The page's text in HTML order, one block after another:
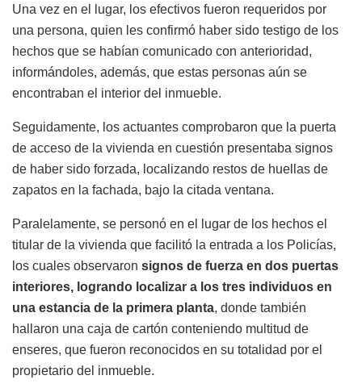
Una vez en el lugar, los efectivos fueron requeridos por
una persona, quien les confirmó haber sido testigo de los
hechos que se habían comunicado con anterioridad,
informándoles, además, que estas personas aún se
encontraban el interior del inmueble.
Seguidamente, los actuantes comprobaron que la puerta
de acceso de la vivienda en cuestión presentaba signos
de haber sido forzada, localizando restos de huellas de
zapatos en la fachada, bajo la citada ventana.
Paralelamente, se personó en el lugar de los hechos el
titular de la vivienda que facilitó la entrada a los Policías,
los cuales observaron signos de fuerza en dos puertas
interiores, logrando localizar a los tres individuos en
una estancia de la primera planta, donde también
hallaron una caja de cartón conteniendo multitud de
enseres, que fueron reconocidos en su totalidad por el
propietario del inmueble.